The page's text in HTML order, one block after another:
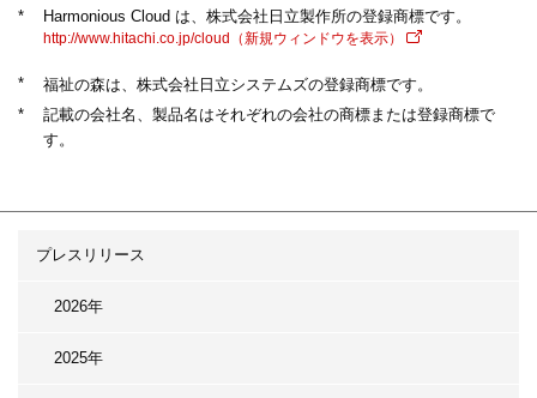
* Harmonious Cloud は、株式会社日立製作所の登録商標です。
http://www.hitachi.co.jp/cloud（新規ウィンドウを表示）
*
福祉の森は、株式会社日立システムズの登録商標です。
*
記載の会社名、製品名はそれぞれの会社の商標または登録商標で
す。
プレスリリース
2026年
2025年